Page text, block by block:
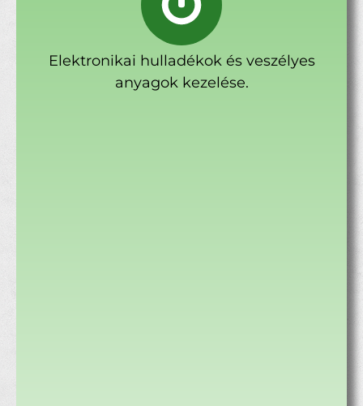
Elektronikai hulladékok és veszélyes
anyagok kezelése.